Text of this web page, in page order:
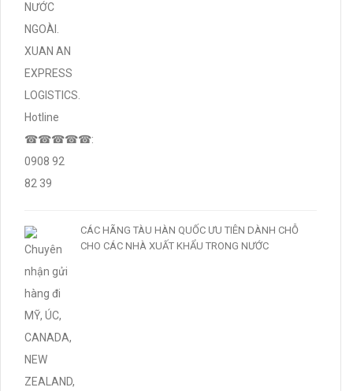
CÁC HÃNG TÀU HÀN QUỐC ƯU TIÊN DÀNH CHỖ
CHO CÁC NHÀ XUẤT KHẨU TRONG NƯỚC